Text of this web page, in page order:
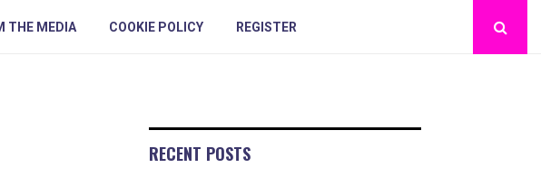
THE MEDIA COOKIE POLICY REGISTER
RECENT POSTS